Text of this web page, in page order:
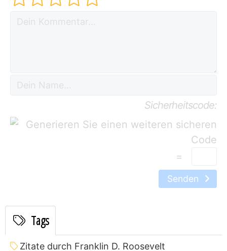
Sicherheitscode:
=
Senden
Tags
Zitate durch Franklin D. Roosevelt